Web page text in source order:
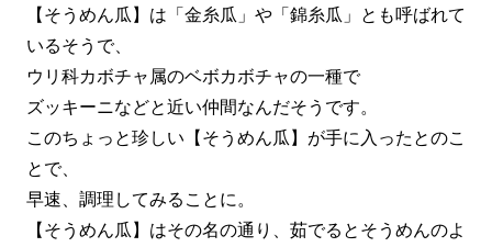
【そうめん瓜】は「金糸瓜」や「錦糸瓜」とも呼ばれて
いるそうで、
ウリ科カボチャ属のベボカボチャの一種で
ズッキーニなどと近い仲間なんだそうです。
このちょっと珍しい【そうめん瓜】が手に入ったとのこ
とで、
早速、調理してみることに。
【そうめん瓜】はその名の通り、茹でるとそうめんのよ